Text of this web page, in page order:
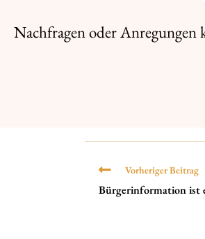
Nachfragen oder
Vorheriger Beitrag
Bürgerinformation ist